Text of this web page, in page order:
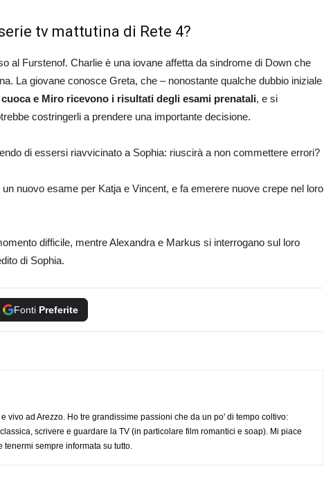
tv mattutina di Rete 4?
al Furstenof. Charlie è una iovane affetta da sindrome di Down che
La giovane conosce Greta, che – nonostante qualche dubbio iniziale
cuoca e Miro ricevono i risultati degli esami prenatali, e si
costringerli a prendere una importante decisione.
di essersi riavvicinato a Sophia: riuscirà a non commettere errori?
nuovo esame per Katja e Vincent, e fa emerere nuove crepe nel loro
difficile, mentre Alexandra e Markus si interrogano sul loro
di Sophia.
Fonti Preferite
vivo ad Arezzo. Ho tre grandissime passioni che da un po' di tempo coltivo:
scrivere e guardare la TV (in particolare film romantici e soap). Mi piace
tenermi sempre informata su tutto.